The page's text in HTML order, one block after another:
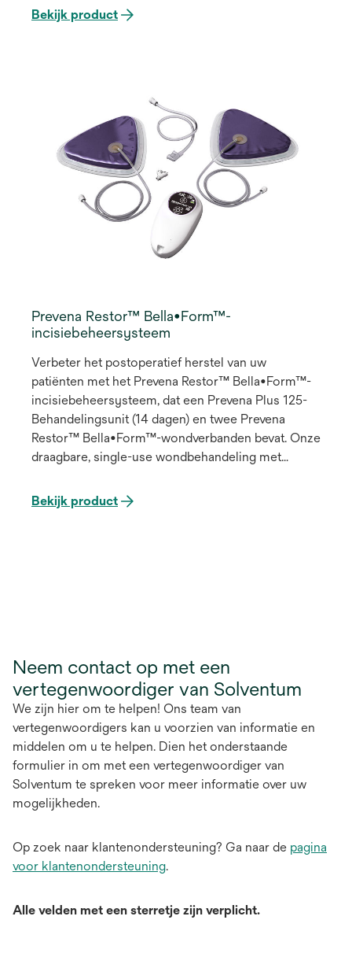
gesloten incisies tot 90 cm lang voor gebruik op
wondbehandeling met negatieve druk (NPWT) te
Bekijk product
Prevena Restor™ Bella•Form™-
incisiebeheersysteem
Verbeter het postoperatief herstel van uw
patiënten met het Prevena Restor™ Bella•Form™-
incisiebeheersysteem, dat een Prevena Plus 125-
Behandelingsunit (14 dagen) en twee Prevena
Restor™ Bella•Form™-wondverbanden bevat. Onze
draagbare, single-use wondbehandeling met
genezingsproces van gesloten incisies en het
Bekijk product
Neem contact op met een
vertegenwoordiger van Solventum
We zijn hier om te helpen! Ons team van
vertegenwoordigers kan u voorzien van informatie en
middelen om u te helpen. Dien het onderstaande
formulier in om met een vertegenwoordiger van
Solventum te spreken voor meer informatie over uw
mogelijkheden.
Op zoek naar klantenondersteuning? Ga naar de pagina
voor klantenondersteuning.
Alle velden met een sterretje zijn verplicht.